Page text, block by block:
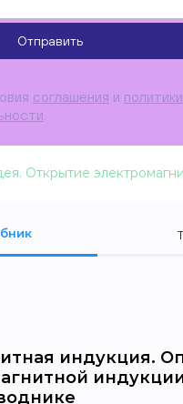
Отправить
соглашения и политики
индукция.